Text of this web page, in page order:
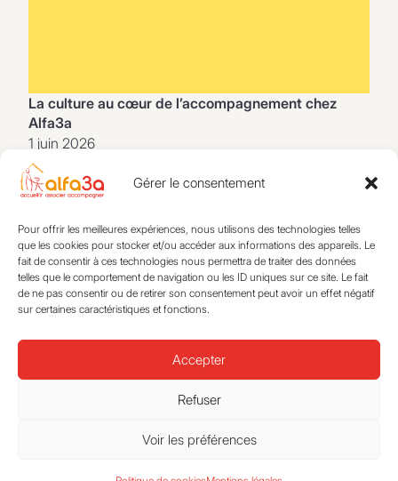
Gérer le consentement
Pour offrir les meilleures expériences, nous utilisons des technologies telles
que les cookies pour stocker et/ou accéder aux informations des appareils. Le
fait de consentir à ces technologies nous permettra de traiter des données
telles que le comportement de navigation ou les ID uniques sur ce site. Le fait
de ne pas consentir ou de retirer son consentement peut avoir un effet négatif
sur certaines caractéristiques et fonctions.
Accepter
Refuser
Voir les préférences
La culture au cœur de l’accompagnement chez
Alfa3a
1 juin 2026
Logement accompagné
service des résidents de Viriat